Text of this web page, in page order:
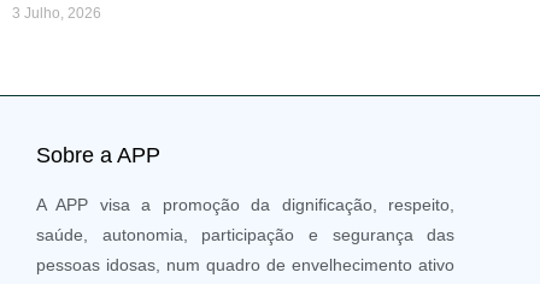
3 Julho, 2026
Sobre a APP
A APP visa a promoção da dignificação, respeito,
saúde, autonomia, participação e segurança das
pessoas idosas, num quadro de envelhecimento ativo